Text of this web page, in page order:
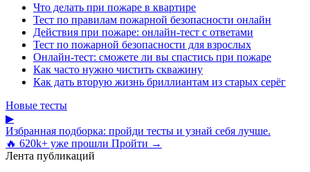
Что делать при пожаре в квартире
Тест по правилам пожарной безопасности онлайн
Действия при пожаре: онлайн-тест с ответами
Тест по пожарной безопасности для взрослых
Онлайн-тест: сможете ли вы спастись при пожаре
Как часто нужно чистить скважину
Как дать вторую жизнь бриллиантам из старых серёг
Новые тесты
▶
Избранная подборка: пройди тесты и узнай себя лучше.
🔥 620k+ уже прошли Пройти →
Лента публикаций